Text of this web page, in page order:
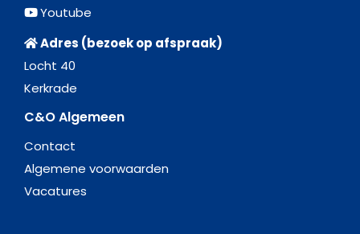
Youtube
Adres (bezoek op afspraak)
Locht 40
Kerkrade
C&O Algemeen
Contact
Algemene voorwaarden
Vacatures